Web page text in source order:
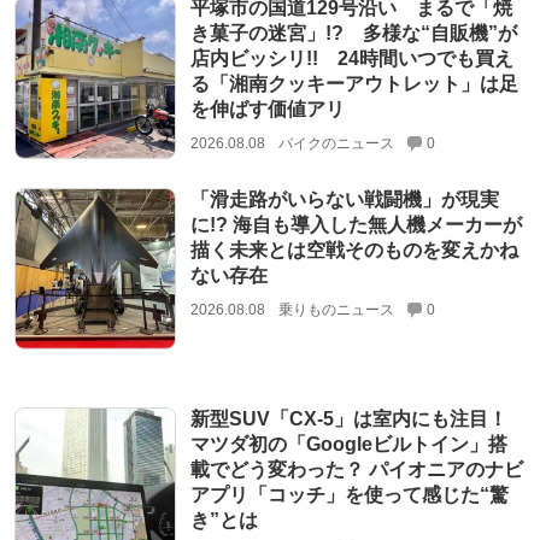
平塚市の国道129号沿い まるで「焼
き菓子の迷宮」!? 多様な“自販機”が
店内ビッシリ!! 24時間いつでも買え
る「湘南クッキーアウトレット」は足
を伸ばす価値アリ
2026.08.08 バイクのニュース 0
「滑走路がいらない戦闘機」が現実
に!? 海自も導入した無人機メーカーが
描く未来とは空戦そのものを変えかね
ない存在
2026.08.08 乗りものニュース 0
新型SUV「CX-5」は室内にも注目！
マツダ初の「Googleビルトイン」搭
載でどう変わった？ パイオニアのナビ
アプリ「コッチ」を使って感じた“驚
き”とは